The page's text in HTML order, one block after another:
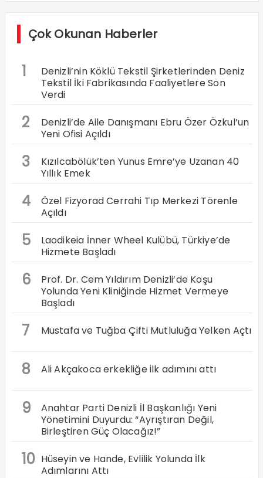
Çok Okunan Haberler
1
Denizli’nin Köklü Tekstil Şirketlerinden Deniz
Tekstil İki Fabrikasında Faaliyetlere Son
Verdi
2
Denizli’de Aile Danışmanı Ebru Özer Özkul’un
Yeni Ofisi Açıldı
3
Kızılcabölük’ten Yunus Emre’ye Uzanan 40
Yıllık Emek
4
Özel Fizyorad Cerrahi Tıp Merkezi Törenle
Açıldı
5
Laodikeia İnner Wheel Kulübü, Türkiye’de
Hizmete Başladı
6
Prof. Dr. Cem Yıldırım Denizli’de Koşu
Yolunda Yeni Kliniğinde Hizmet Vermeye
Başladı
7 Mustafa ve Tuğba Çifti Mutluluğa Yelken Açtı
8 Ali Akçakoca erkekliğe ilk adımını attı
9
Anahtar Parti Denizli İl Başkanlığı Yeni
Yönetimini Duyurdu: “Ayrıştıran Değil,
Birleştiren Güç Olacağız!”
10 Hüseyin ve Hande, Evlilik Yolunda İlk
Adımlarını Attı